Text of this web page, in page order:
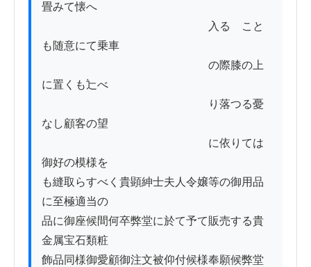
畳みて懐へ
入るゝこと
も随意にて乗車
の際膝の上
に置くも辷べ
り落つる憂
なし顧客の望
に依りては
御好の模様を
も縫取らすべく貴顕紳士夫人令嬢等の御用品
に至極適当の
品に御座候間何卒弊堂に於て予て販売する貴
金属宝石類粧
飾品同様御愛顧御注文被仰付候様奉願候弊堂